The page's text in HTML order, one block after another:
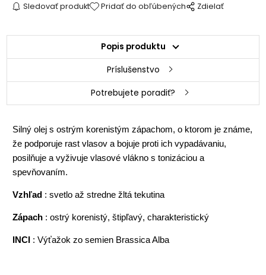
Sledovať produkt Pridať do obľúbených Zdielať
Popis produktu
Príslušenstvo
Potrebujete poradiť?
Silný olej s ostrým korenistým zápachom, o ktorom je známe,
že podporuje rast vlasov a bojuje proti ich vypadávaniu,
posilňuje a vyživuje vlasové vlákno s tonizáciou a
spevňovaním.
Vzhľad : svetlo až stredne žltá tekutina
Zápach : ostrý korenistý, štipľavý, charakteristický
INCI : Výťažok zo semien Brassica Alba